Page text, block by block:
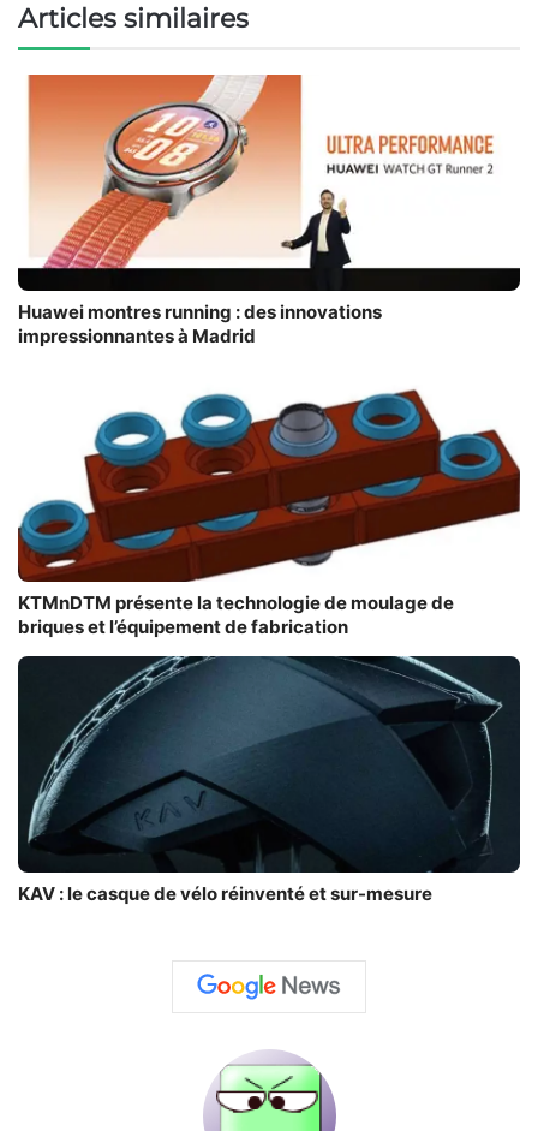
Articles similaires
Huawei montres running : des innovations
impressionnantes à Madrid
KTMnDTM présente la technologie de moulage de
briques et l’équipement de fabrication
KAV : le casque de vélo réinventé et sur-mesure